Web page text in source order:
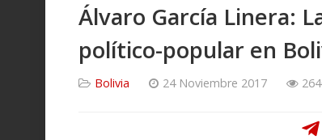
Álvaro García Linera:
político-popular en
Bolivia 24 Noviembre 2017